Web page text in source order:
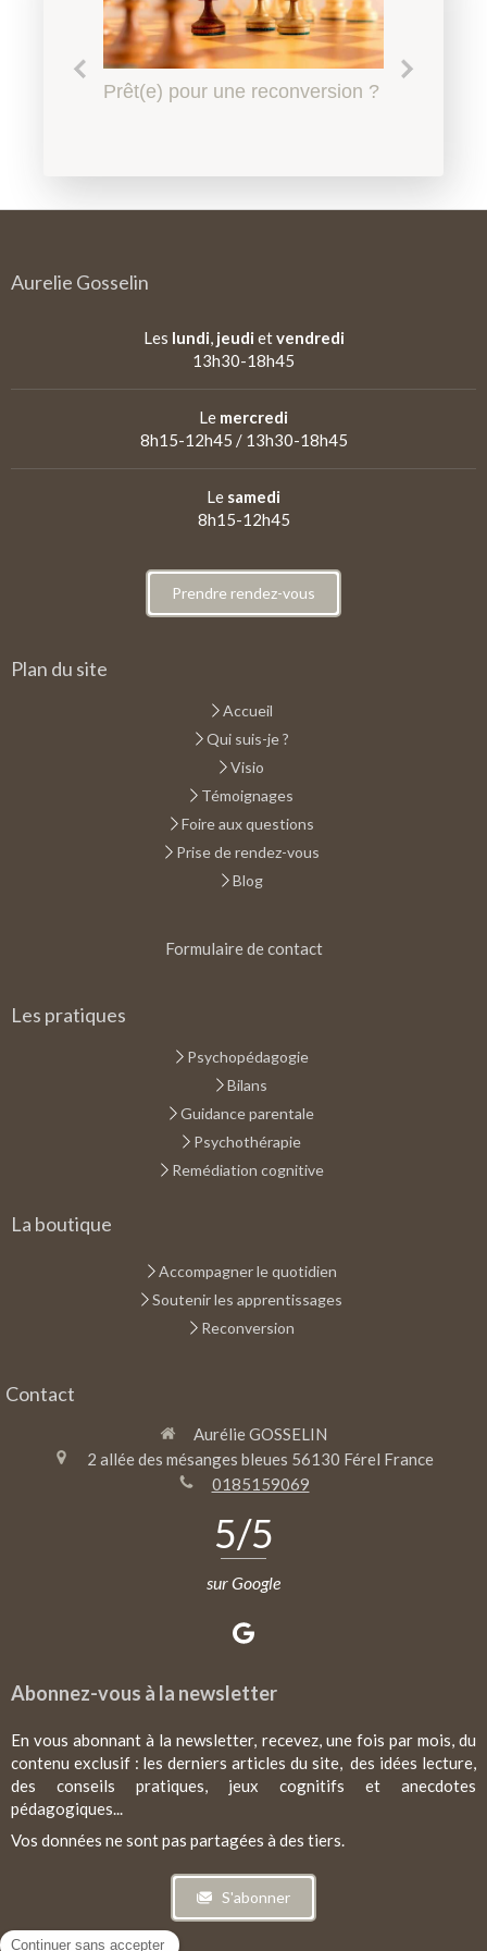
Le harcèlement scolaire à
Prêt(e) pour une reconversion ?
Quel accompagnement en
Qu'est-ce qu'un
Aurelie Gosselin
Les lundi jeudi etvendredi
13h30-18h45
Le mercredi
8h15-12h45 / 13h30-18h45
Le samedi
8h15-12h45
Prendre rendez-vous
Plan du site
Accueil
Qui suis-je ?
Visio
Témoignages
Foire aux questions
Prise de rendez-vous
Blog
Formulaire de contact
Les pratiques
Psychopédagogie
Bilans
Guidance parentale
Psychothérapie
Remédiation cognitive
La boutique
Accompagner le quotidien
Soutenir les apprentissages
Reconversion
Contact
Aurélie GOSSELIN
2 allée des mésanges bleues 56130 Férel France
0185159069
5/5
sur Google
Abonnez-vous à la newsletter
En vous abonnant à la newsletter, recevez, une fois par mois, du
contenu exclusif : les derniers articles du site, des idées lecture,
des conseils pratiques, jeux cognitifs et anecdotes
pédagogiques...
Vos données ne sont pas partagées à des tiers.
S'abonner